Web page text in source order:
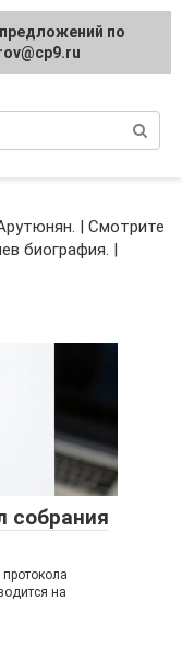
| Смотрите
биография. |
собрания
на
по